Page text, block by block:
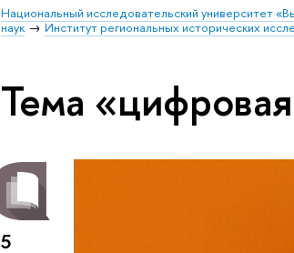
Национальный исследовательский университет
наук
Институт региональных исторических
Тема
5